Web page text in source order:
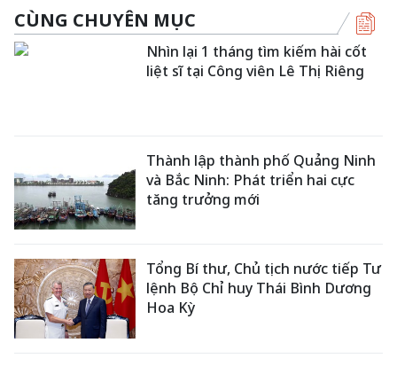
CÙNG CHUYÊN MỤC
Nhìn lại 1 tháng tìm kiếm hài cốt
liệt sĩ tại Công viên Lê Thị Riêng
Thành lập thành phố Quảng Ninh
và Bắc Ninh: Phát triển hai cực
tăng trưởng mới
Tổng Bí thư, Chủ tịch nước tiếp Tư
lệnh Bộ Chỉ huy Thái Bình Dương
Hoa Kỳ